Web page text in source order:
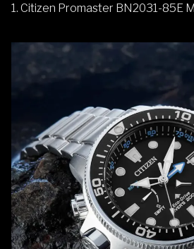
1. Citizen Promaster BN2031-85E